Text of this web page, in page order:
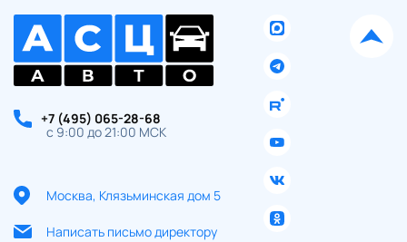
+7 (495) 065-28-68
с 9:00 до 21:00 МСК
Москва, Клязьминская дом 5
Написать письмо директору